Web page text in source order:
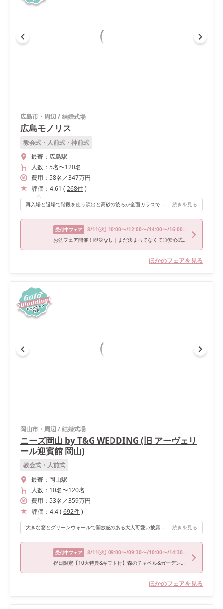
広島市・周辺/結婚式場
広島モノリス
教会式・人前式・神前式
最寄： 広島駅
人数： 5名〜120名
費用： 58名 ／347万円
評価： 4.61 ( 268件)
再入場と退場で階段を使う演出と高砂の後ろが全面ガラスで噴水が上がる演出ができます。 続きを見る
受付中フェア 8/11(火) 10:00〜/12:00〜/14:00〜/16:00〜/18:30〜
お盆フェア開催！即決なし｜まだ決まってなくて◎安心式場相談会
ほかのフェアを見る
岡山市・周辺/結婚式場
ニーズ岡山 by T&G WEDDING (旧 アーヴェリ
ール迎賓館 岡山)
教会式・人前式
最寄： 岡山駅
人数： 10名〜120名
費用： 53名 ／359万円
評価： 4.4( 692件)
大きな窓とグリーンウォールで開放感のある大人可愛い披露宴会場です。入場は、メイン扉、ガーデン、階段の3つから選べるので様々な登場ができて楽しめました！ 大きなプールの付いたガーデンを自由に使えるところが気に入っています。そして、暗くなると素敵にライトアップされるので、午後からの挙式がかなりオススメです♩ 私たちは外が明るい時間にブーケトスやゴムパッチンなどの演出を行い、ライトアップした後はフォトタイムや後撮りに使用しました。 続きを見る
受付中フェア 8/11(火) 09:00〜/09:30〜/10:00〜/14:30〜/18:00〜
祝日限定【10大特典&ギフト付】森のチャペル&ガーデン体験◆黒毛和牛*試食
ほかのフェアを見る